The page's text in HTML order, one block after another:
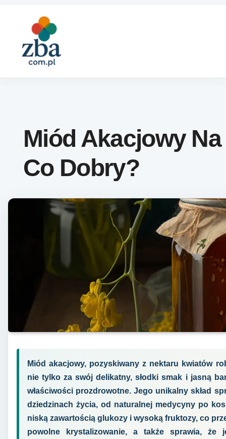
Miód Akacjowy Na
Co Dobry?
Miód akacjowy, pozyskiwany z nektaru kwiatów
nie tylko za swój delikatny, słodki smak i jasną
właściwości prozdrowotne. Jego unikalny skład
dziedzinach życia, od naturalnej medycyny po
niską zawartością glukozy i wysoką fruktozy, co
powolne krystalizowanie, a także sprawia,